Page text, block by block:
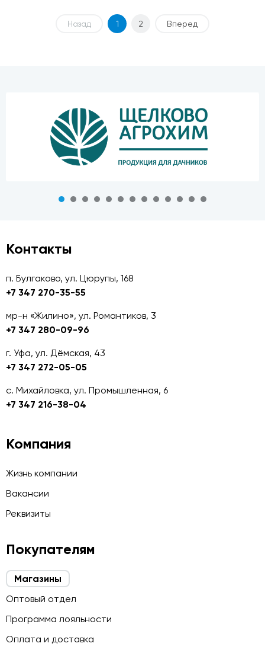
Назад 1 2 Вперед
Контакты
п. Булгаково, ул. Цюрупы, 168
+7 347 270-35-55
мр-н «Жилино», ул. Романтиков, 3
+7 347 280-09-96
г. Уфа, ул. Дёмская, 43
+7 347 272-05-05
с. Михайловка, ул. Промышленная, 6
+7 347 216-38-04
Компания
Жизнь компании
Вакансии
Реквизиты
Покупателям
Магазины
Оптовый отдел
Программа лояльности
Оплата и доставка